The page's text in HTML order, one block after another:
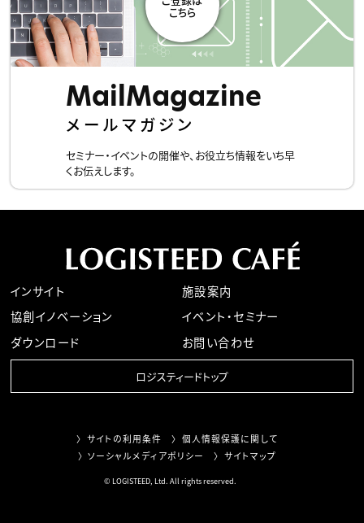
MailMagazine
メールマガジン
セミナー・イベントの開催や、お役立ち情報をいち早
くお伝えします。
インサイト
施設案内
協創イノベーション
イベント・セミナー
ダウンロード
お問い合わせ
ロジスティードトップ
サイトの利用条件
個人情報保護に関して
ソーシャルメディアポリシー
サイトマップ
© LOGISTEED, Ltd. All rights reserved.